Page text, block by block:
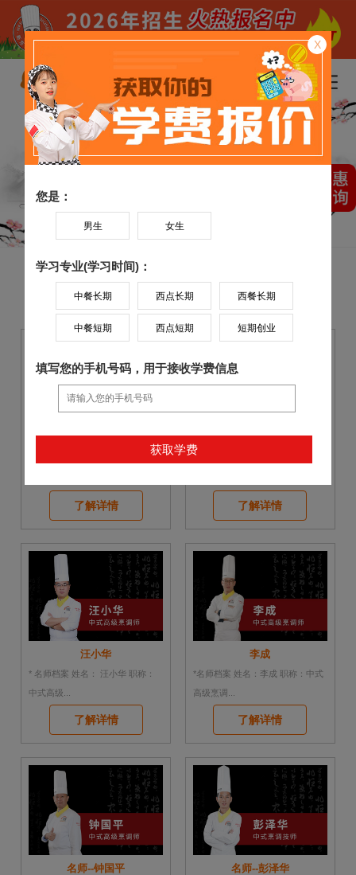
了解详情 了解详情
汪小华
* 名师档案 姓名： 汪小华 职称：
中式高级...
了解详情
李成
*名师档案 姓名：李成 职称：中式
高级烹调...
了解详情
名师--钟国平 名师--彭泽华
X
您是：
男生 女生
学习专业(学习时间)：
中餐长期 西点长期 西餐长期
中餐短期 西点短期 短期创业
填写您的手机号码，用于接收学费信息